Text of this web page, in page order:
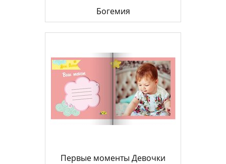
Богемия
Первые моменты Девочки